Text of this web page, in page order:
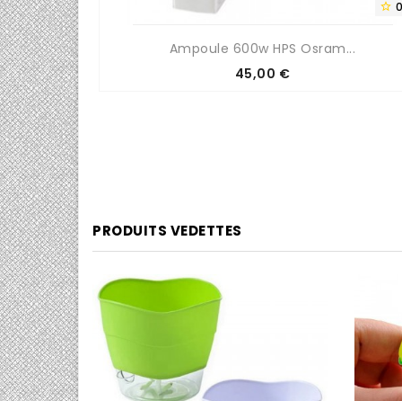
 0/5 
Ampoule 600w HPS Osram...
Prix
45,00 €
PRODUITS VEDETTES
 0/5  0/5